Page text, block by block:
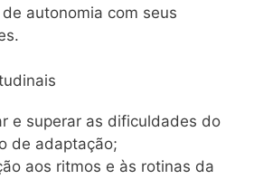
autonomia com seus
e superar as dificuldades do
de adaptação;
aos ritmos e às rotinas da